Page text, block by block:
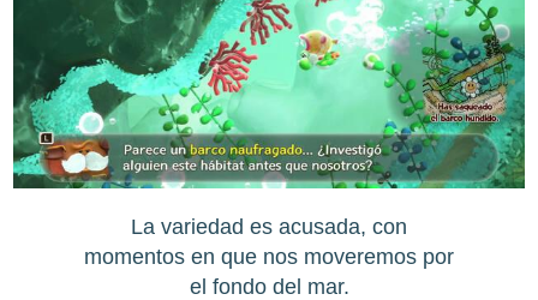
La variedad es acusada, con
momentos en que nos moveremos por
el fondo del mar.